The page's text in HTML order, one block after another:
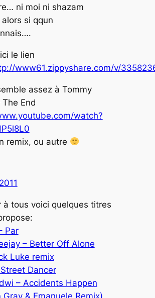
ni moi ni shazam
alors si qqun
le lien
www61.zippyshare.com/v/
assez à Tommy
End
watch?
remix, ou autre
à tous voici quelques titres
Par
– Better Off Alone
Luke remix
Dancer
– Accidents Happen
Gray & Emanuele Remix)